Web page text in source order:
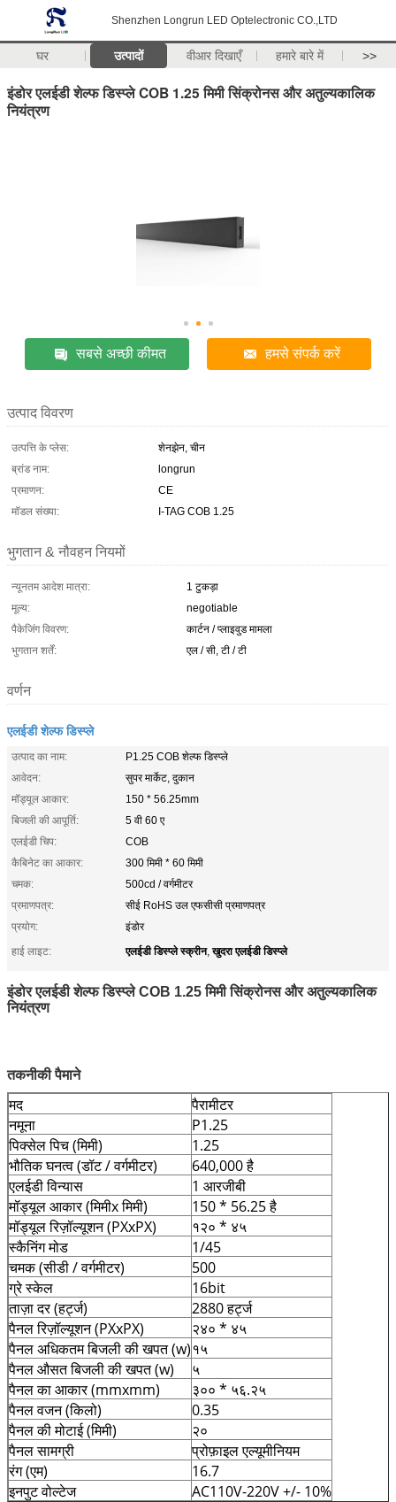
Shenzhen Longrun LED Optelectronic CO.,LTD
घर उत्पादों वीआर दिखाएँ हमारे बारे में >>
इंडोर एलईडी शेल्फ डिस्प्ले COB 1.25 मिमी सिंक्रोनस और अतुल्यकालिक
नियंत्रण
सबसे अच्छी कीमत हमसे संपर्क करें
उत्पाद विवरण
उत्पत्ति के प्लेस:
शेनझेन, चीन
ब्रांड नाम:
longrun
प्रमाणन:
CE
मॉडल संख्या:
I-TAG COB 1.25
भुगतान & नौवहन नियमों
न्यूनतम आदेश मात्रा:
1 टुकड़ा
मूल्य:
negotiable
पैकेजिंग विवरण:
कार्टन / प्लाइवुड मामला
भुगतान शर्तें:
एल / सी, टी / टी
वर्णन
एलईडी शेल्फ डिस्प्ले
उत्पाद का नाम:
P1.25 COB शेल्फ डिस्प्ले
आवेदन:
सुपर मार्केट, दुकान
मॉड्यूल आकार:
150 * 56.25mm
बिजली की आपूर्ति:
5 वी 60 ए
एलईडी चिप:
COB
कैबिनेट का आकार:
300 मिमी * 60 मिमी
चमक:
500cd / वर्गमीटर
प्रमाणपत्र:
सीई RoHS उल एफसीसी प्रमाणपत्र
प्रयोग:
इंडोर
हाई लाइट:
एलईडी डिस्प्ले स्क्रीन,खुदरा एलईडी डिस्प्ले
इंडोर एलईडी शेल्फ डिस्प्ले COB 1.25 मिमी सिंक्रोनस और अतुल्यकालिक
नियंत्रण
तकनीकी पैमाने
मद
पैरामीटर
नमूना
P1.25
पिक्सेल पिच (मिमी)
1.25
भौतिक घनत्व (डॉट / वर्गमीटर)
640,000 है
एलईडी विन्यास
1 आरजीबी
मॉड्यूल आकार (मिमीx मिमी)
150 * 56.25 है
मॉड्यूल रिज़ॉल्यूशन (PXxPX)
१२० * ४५
स्कैनिंग मोड
1/45
चमक (सीडी / वर्गमीटर)
500
ग्रे स्केल
16bit
ताज़ा दर (हर्ट्ज)
2880 हर्ट्ज
पैनल रिज़ॉल्यूशन (PXxPX)
२४० * ४५
पैनल अधिकतम बिजली की खपत (w)१५
पैनल औसत बिजली की खपत (w)
५
पैनल का आकार (mmxmm)
३०० * ५६.२५
पैनल वजन (किलो)
0.35
पैनल की मोटाई (मिमी)
२०
पैनल सामग्री
प्रोफ़ाइल एल्यूमीनियम
रंग (एम)
16.7
इनपुट वोल्टेज
AC110V-220V +/- 10%